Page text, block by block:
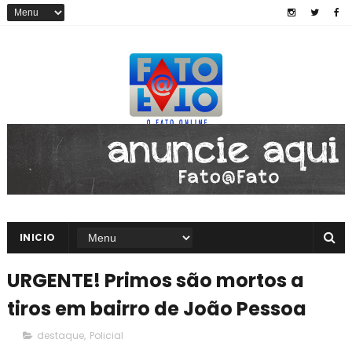
INICIO
URGENTE! Primos são mortos a
tiros em bairro de João Pessoa
destaque, Policial